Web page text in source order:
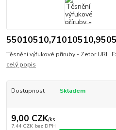
Těsnění výfukové příruby - Zetor URI
celý popis
Dostupnost Skladem
9,00 CZK/ks
7,44 CZK bez DPH